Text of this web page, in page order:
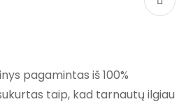
pagamintas iš 100%
taip, kad tarnautų ilgiau